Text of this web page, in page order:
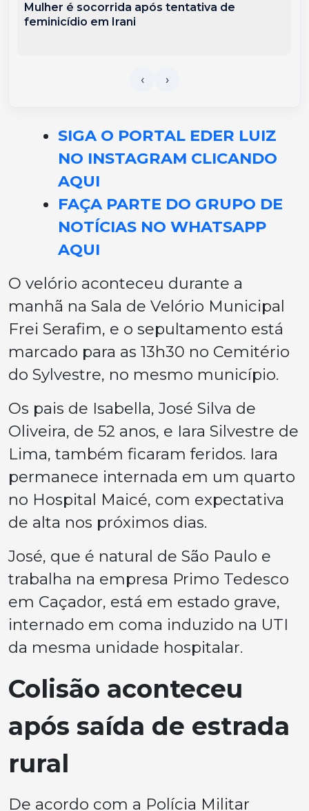
Mulher é socorrida após tentativa de
feminicídio em Irani
SIGA O PORTAL EDER LUIZ
NO INSTAGRAM CLICANDO
AQUI
FAÇA PARTE DO GRUPO DE
NOTÍCIAS NO WHATSAPP
AQUI
O velório aconteceu durante a
manhã na Sala de Velório Municipal
Frei Serafim, e o sepultamento está
marcado para as 13h30 no Cemitério
do Sylvestre, no mesmo município.
Os pais de Isabella, José Silva de
Oliveira, de 52 anos, e Iara Silvestre de
Lima, também ficaram feridos. Iara
permanece internada em um quarto
no Hospital Maicé, com expectativa
de alta nos próximos dias.
José, que é natural de São Paulo e
trabalha na empresa Primo Tedesco
em Caçador, está em estado grave,
internado em coma induzido na UTI
da mesma unidade hospitalar.
Colisão aconteceu
após saída de estrada
rural
De acordo com a Polícia Militar